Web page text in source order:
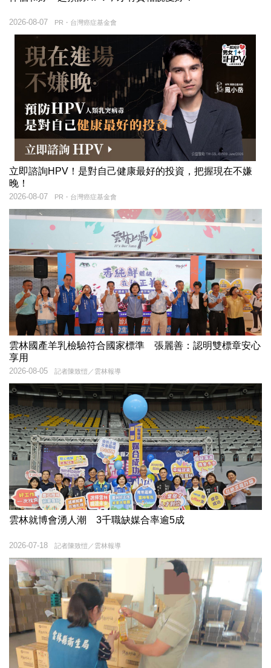
PR・台灣癌症基金會
2026-08-07
立即諮詢HPV！是對自己健康最好的投資，把握現在不嫌
晚！
PR・台灣癌症基金會
2026-08-07
雲林國產羊乳檢驗符合國家標準 張麗善：認明雙標章安心
享用
記者陳致愷／雲林報導
2026-08-05
雲林就博會湧人潮 3千職缺媒合率逾5成
記者陳致愷／雲林報導
2026-07-18